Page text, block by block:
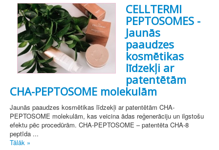
CELLTERMI
PEPTOSOMES -
Jaunās
paaudzes
kosmētikas
līdzekļi ar
patentētām
CHA-PEPTOSOME molekulām
Jaunās paaudzes kosmētikas līdzekļi ar patentētām CHA-
PEPTOSOME molekulām, kas veicina ādas reģenerāciju un ilgstošu
efektu pēc procedūrām. CHA-PEPTOSOME – patentēta CHA-8
peptīda ...
Tālāk »